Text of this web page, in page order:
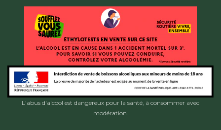
L'abus d'alcool est dangereux pour la santé, à consommer avec
modération.